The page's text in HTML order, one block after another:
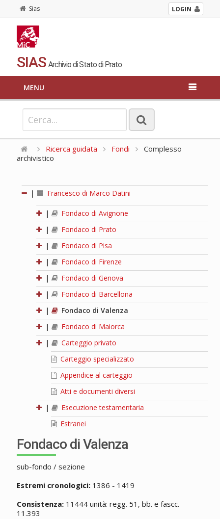
Sias LOGIN
SIAS Archivio di Stato di Prato
MENU
Ricerca guidata Fondi
Complesso
archivistico
| Francesco di Marco Datini
|
Fondaco di Avignone
|
Fondaco di Prato
|
Fondaco di Pisa
|
Fondaco di Firenze
|
Fondaco di Genova
|
Fondaco di Barcellona
|
Fondaco di Valenza
|
Fondaco di Maiorca
|
Carteggio privato
Carteggio specializzato
Appendice al carteggio
Atti e documenti diversi
|
Esecuzione testamentaria
Estranei
Fondaco di Valenza
sub-fondo / sezione
Estremi cronologici:1386 - 1419
Consistenza:11444 unità: regg. 51, bb. e fascc.
11.393